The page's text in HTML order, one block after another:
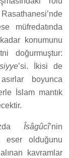
müfredatında
konumunu
doğurmuştur:
’si. İkisi de
boyunca
İslam mantık
Îsâgûcî’nin
olduğunu
kavramlar